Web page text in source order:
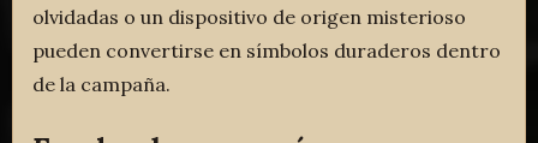
olvidadas o un dispositivo de origen misterioso
pueden convertirse en símbolos duraderos dentro
de la campaña.